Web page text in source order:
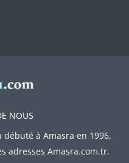
NOUS
à Amasra en 1996,
adresses Amasra.com.tr,